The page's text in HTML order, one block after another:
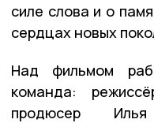
силе слова и о
сердцах новых
Над фильмом
команда:
продюсер